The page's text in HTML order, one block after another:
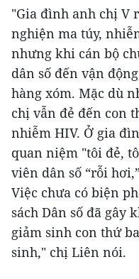
"Gia đình anh chị V
nghiện ma túy,
nhưng khi cán bộ
dân số đến vận
hàng xóm. Mặc dù
chị vẫn đẻ đến con
nhiễm HIV. Ở gia
quan niệm "tôi đẻ,
viên dân số “rỗi
Việc chưa có biện
sách Dân số đã gây
giảm sinh con thứ
sinh," chị Liên nói.